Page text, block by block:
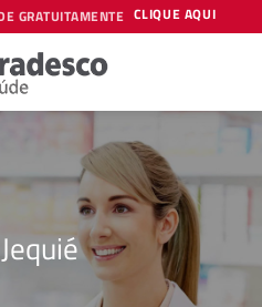
GRATUITAMENTE CLIQUE AQUI